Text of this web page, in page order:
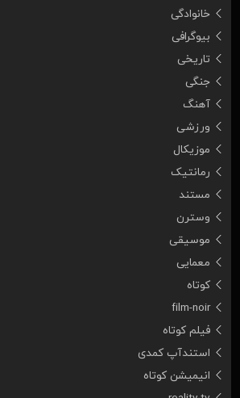
خانوادگی
بیوگرافی
تاریخی
جنگی
آهنگ
ورزشی
موزیکال
رمانتیک
مستند
وسترن
موسیقی
معمایی
کوتاه
film-noir
فیلم کوتاه
استندآپ کمدی
انیمیشن کوتاه